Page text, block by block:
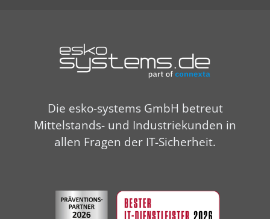
Die esko-systems GmbH betreut
Mittelstands- und Industriekunden in
allen Fragen der IT-Sicherheit.